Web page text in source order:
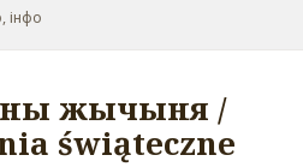
, інфо
жычыня /
świąteczne